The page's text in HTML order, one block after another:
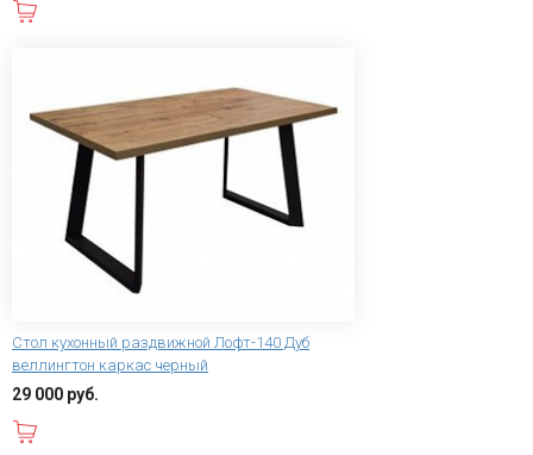
Стол кухонный раздвижной Лофт-140 Дуб
веллингтон каркас черный
29 000 руб.